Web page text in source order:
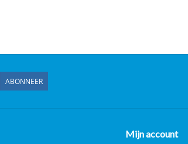
ABONNEER
Mijn account